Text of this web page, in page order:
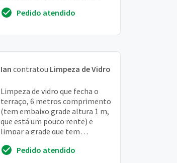
triângulo c...
Pedido atendido
Ian contratou Limpeza de Vidro
Limpeza de vidro que fecha o
terraço, 6 metros comprimento
(tem embaixo grade altura 1 m,
que está um pouco rente) e
limpar a grade que tem
Pedido atendido